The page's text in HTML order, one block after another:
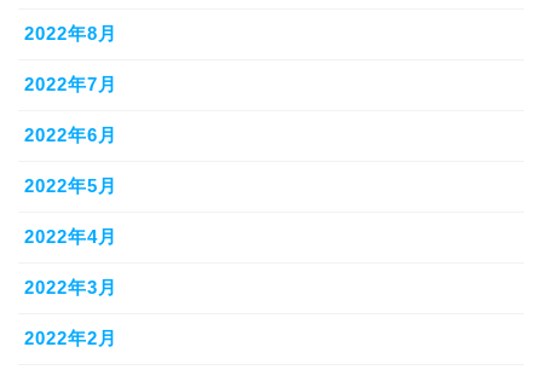
2022年8月
2022年7月
2022年6月
2022年5月
2022年4月
2022年3月
2022年2月